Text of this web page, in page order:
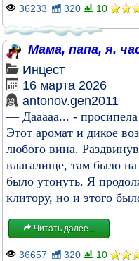
36233 320 10
Мама, папа, я.
Инцест
16 марта 2026
antonov.gen2011
— Дааааа... -
Этот аромат и дикое
любого вина.
влагалище, там было
было утонуть. Я
клитору, но и этого
Читать далее...
36657 320 10